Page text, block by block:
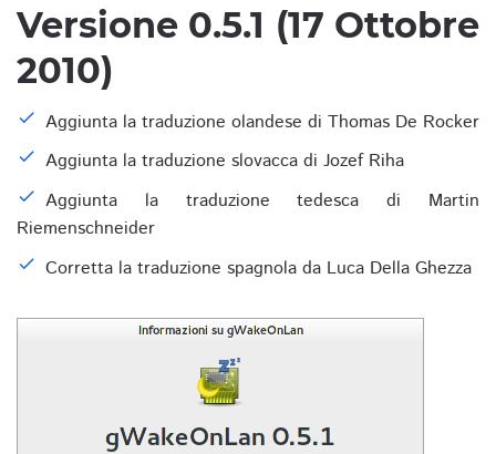
Versione 0.5.1 (17 Ottobre
2010)
Aggiunta la traduzione olandese di Thomas De Rocker
Aggiunta la traduzione slovacca di Jozef Riha
Aggiunta la traduzione tedesca di Martin
Riemenschneider
Corretta la traduzione spagnola da Luca Della Ghezza